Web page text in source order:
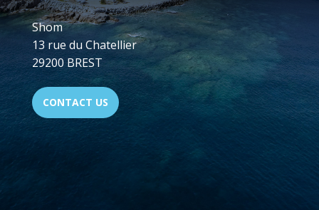
Shom
13 rue du Chatellier
29200 BREST
CONTACT US